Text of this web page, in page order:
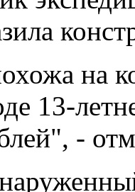
на
13-
-